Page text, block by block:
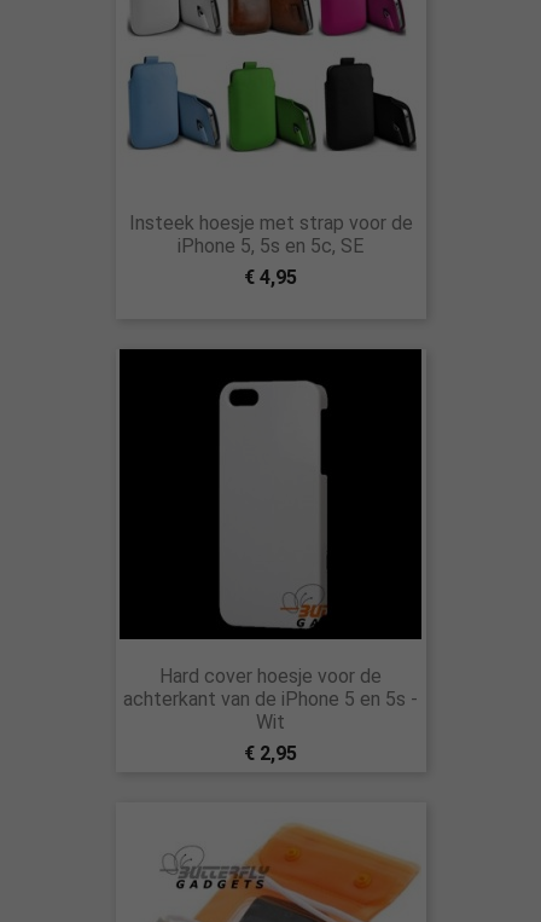
Insteek hoesje met strap voor de
iPhone 5, 5s en 5c, SE
€ 4,95
Hard cover hoesje voor de
achterkant van de iPhone 5 en 5s -
Wit
€ 2,95